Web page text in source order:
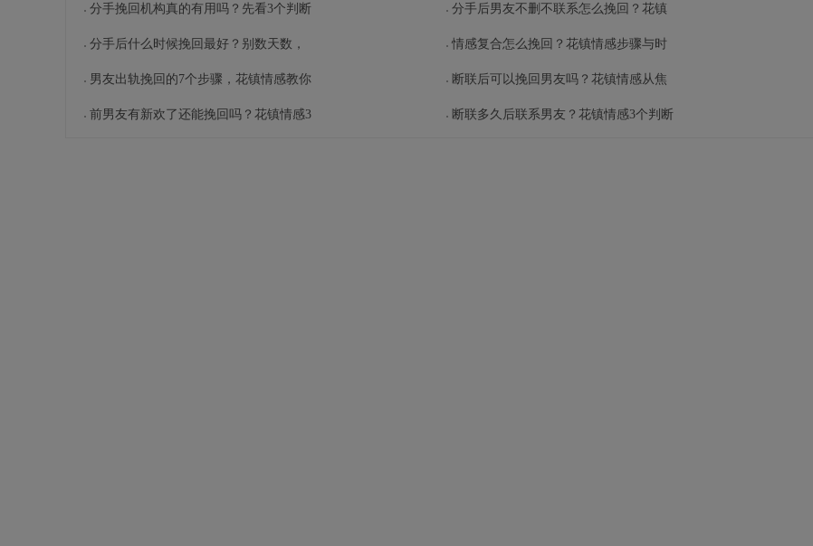
分手挽回机构真的有用吗？先看3个判断
分手后什么时候挽回最好？别数天数，
男友出轨挽回的7个步骤，花镇情感教你
前男友有新欢了还能挽回吗？花镇情感3
分手后男友不删不联系怎么挽回？花镇
情感复合怎么挽回？花镇情感步骤与时
断联后可以挽回男友吗？花镇情感从焦
断联多久后联系男友？花镇情感3个判断